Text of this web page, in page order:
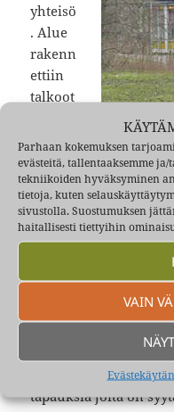
Parhaan kokemuksen
evästeitä, tallentaaksemme
tekniikoiden hyväksyminen
tietoja, kuten
sivustolla. Suostumuksen
haitallisesti tiettyihin
VAIN
yhteisö
. Alue
rakenn
ettiin
talkoot
aikuise
t
osasiva
t toimia
yhdessä myös
kesät talvet.
sopuisasti
ihan jokapäiväistä
Tapahtui ikäviäkin
käsittelemään
tapauksia joita on